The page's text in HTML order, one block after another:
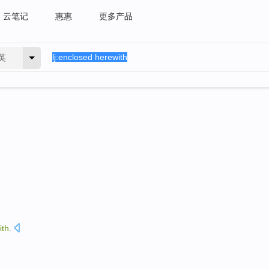
云笔记 惠惠 更多产品